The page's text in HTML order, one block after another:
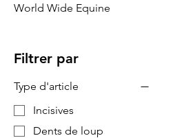
World Wide Equine
Filtrer par
Type d'article
Incisives
Dents de loup